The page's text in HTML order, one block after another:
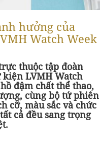
hưởng của
Watch Week
thuộc tập đoàn
LVMH Watch
đậm chất thể thao,
cùng bộ tứ phiên
cỡ, màu sắc và chức
cả đều sang trọng